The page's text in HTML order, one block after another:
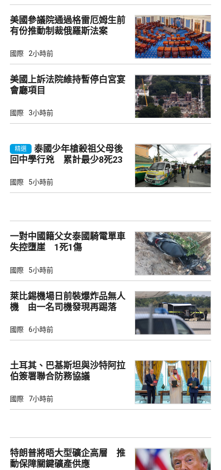
美國參議院通過格雷厄姆生前
有份推動制裁俄羅斯法案
國際 2小時前
美國上訴法院維持暫停白宮宴
會廳項目
國際 3小時前
精選
泰國少年槍殺祖父母後
回中學行兇 累計最少8死23
國際 5小時前
一對中國籍父女泰國騎電單車
失控墮崖 1死1傷
國際 5小時前
萊比錫機場日前裝爆炸品無人
機 由一名司機發現再踢落
國際 6小時前
土耳其、巴基斯坦與沙特阿拉
伯簽署聯合防務協議
國際 7小時前
特朗普將晤大型礦企高層 推
動保障關鍵礦產供應